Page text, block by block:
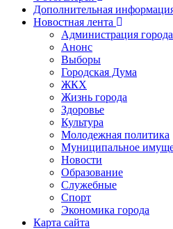
Дополнительная
Новостная лента
Администрация города
Анонс
Выборы
Городская Дума
ЖКХ
Жизнь города
Здоровье
Культура
Молодежная политика
Муниципальное
Новости
Образование
Служебные
Спорт
Экономика города
Карта сайта